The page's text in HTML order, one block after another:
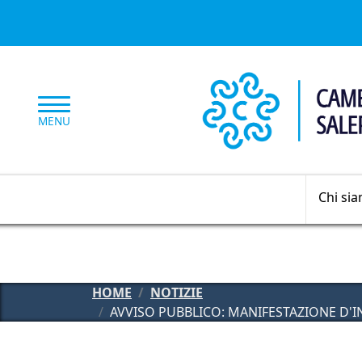
MENU
Chi
HOME
NOTIZIE
AVVISO PUBBLICO: MANIFESTAZIONE